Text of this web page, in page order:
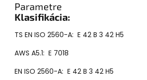
Parametre
Klasifikácia:
TS EN ISO 2560-A: E 42 B 3 42 H5
AWS A5.1: E 7018
EN ISO 2560-A: E 42 B 3 42 H5